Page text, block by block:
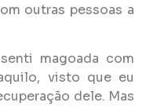
outras pessoas a
magoada com
visto que eu
dele. Mas